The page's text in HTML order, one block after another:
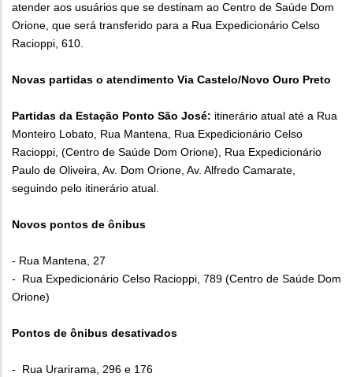
atender aos usuários que se destinam ao Centro de Saúde Dom
Orione, que será transferido para a Rua Expedicionário Celso
Racioppi, 610.
Novas partidas o atendimento Via Castelo/Novo Ouro Preto
Partidas da Estação Ponto São José: itinerário atual até a Rua
Monteiro Lobato, Rua Mantena, Rua Expedicionário Celso
Racioppi, (Centro de Saúde Dom Orione), Rua Expedicionário
Paulo de Oliveira, Av. Dom Orione, Av. Alfredo Camarate,
seguindo pelo itinerário atual.
Novos pontos de ônibus
- Rua Mantena, 27
- Rua Expedicionário Celso Racioppi, 789 (Centro de Saúde Dom
Orione)
Pontos de ônibus desativados
- Rua Urarirama, 296 e 176